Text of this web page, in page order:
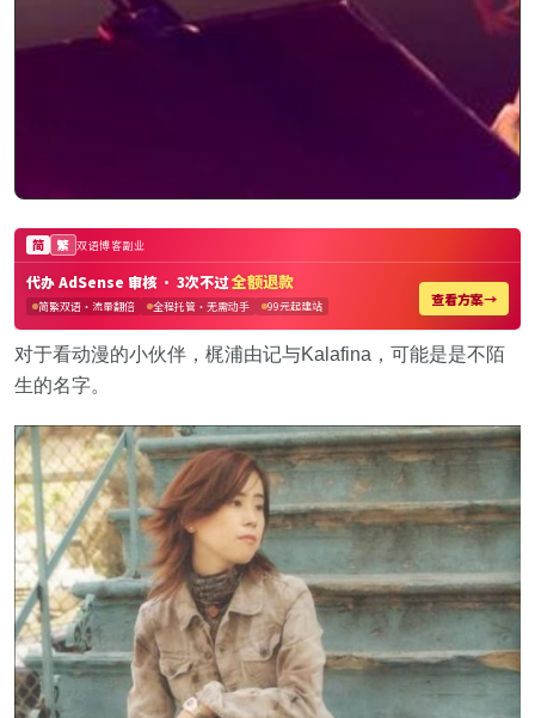
对于看动漫的小伙伴，梶浦由记与Kalafina，可能是是不陌
生的名字。